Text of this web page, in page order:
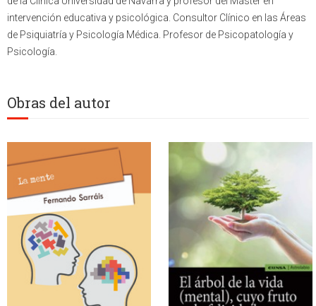
intervención educativa y psicológica. Consultor Clínico en las Áreas
de Psiquiatría y Psicología Médica. Profesor de Psicopatología y
Psicología.
Obras del autor